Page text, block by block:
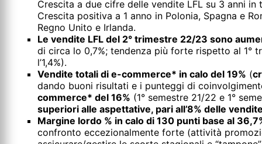
Crescita a due cifre delle vendite LFL su 3 anni
Crescita positiva a 1 anno in Polonia, Spagna e
Regno Unito e Irlanda.
Le vendite LFL del 2° trimestre 22/23 sono
di circa lo 0,7%; tendenza più forte rispetto al 1°
l’1,4%).
Vendite totali di e-commerce* in calo del 19% (
dando buoni risultati e i punteggi di
commerce* del 16% (1° semestre 21/22 e 1°
superiori alle aspettative, pari all’8% delle
Margine lordo % in calo di 130 punti base al
confronto eccezionalmente forte (attività